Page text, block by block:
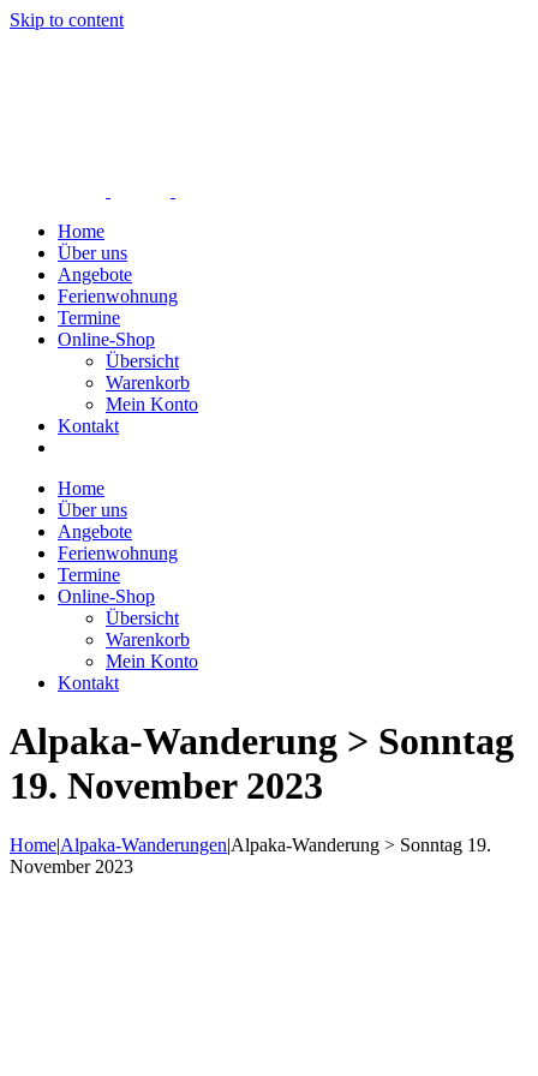
Skip to content
Home
Über uns
Angebote
Ferienwohnung
Termine
Online-Shop
Übersicht
Warenkorb
Mein Konto
Kontakt
Home
Über uns
Angebote
Ferienwohnung
Termine
Online-Shop
Übersicht
Warenkorb
Mein Konto
Kontakt
Alpaka-Wanderung > Sonntag
19. November 2023
Home|Alpaka-Wanderungen|Alpaka-Wanderung > Sonntag 19.
November 2023